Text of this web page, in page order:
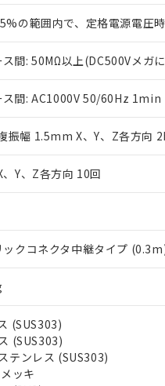
の範囲内で、定格電源電圧
間: 50MΩ以上(DC500Vメガ
ス間: AC1000V 50/60Hz 1min
振幅 1.5mm X、Y、Z各方向
Y、Z各方向 10回
クコネクタ中継タイプ
(SUS303)
(SUS303)
テンレス (SUS303)
ッキ
※当社の共同利用者とは、"個
いる法人を指します。
非含有証明書をダウンロー
質の非含有証明書（当社基準）
明書は発行日時点で非含有を
、RoHS指令のフタル酸エス
ることから備考欄に対応日
社にて対応品への在庫切替
愛しております。